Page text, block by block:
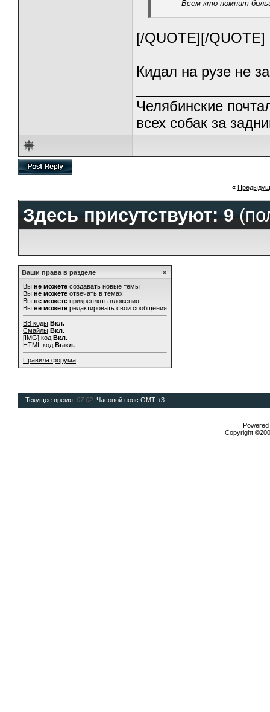
Всем кто помнит
[/QUOTE][/QUOTE]
Кидал на рузе не
Челябинские
всех собак за
«
Здесь присутствуют: 9
Ваши права в разделе
Вы не можете создавать новые темы
Вы не можете отвечать в темах
Вы не можете прикреплять вложения
Вы не можете редактировать свои сообщения
BB коды Вкл.
Смайлы Вкл.
[IMG] код Вкл.
HTML код Выкл.
Правила форума
Текущее время: 07:02 . Часовой пояс GMT +3.
Copyright